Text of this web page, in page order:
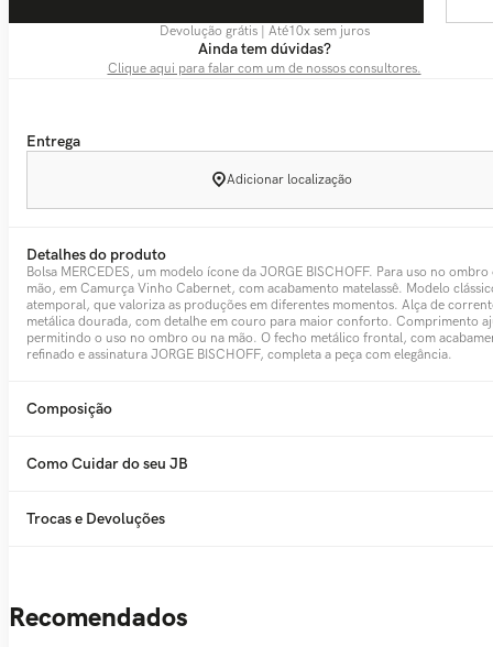
Devolução grátis | Até10x sem juros
Ainda tem dúvidas?
Clique aqui para falar com um de nossos consultores.
Entrega
Adicionar localização
Detalhes do produto
Bolsa MERCEDES, um modelo ícone da JORGE BISCHOFF. Para uso no ombro
mão, em Camurça Vinho Cabernet, com acabamento matelassê. Modelo
atemporal, que valoriza as produções em diferentes momentos. Alça de
metálica dourada, com detalhe em couro para maior conforto. Comprimento
permitindo o uso no ombro ou na mão. O fecho metálico frontal, com
refinado e assinatura JORGE BISCHOFF, completa a peça com elegância.
Composição
Como Cuidar do seu JB
Trocas e Devoluções
Recomendados